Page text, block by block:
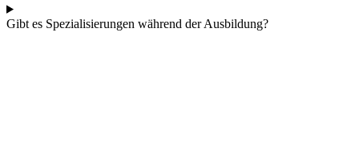
Gibt es Spezialisierungen während der Ausbildung?